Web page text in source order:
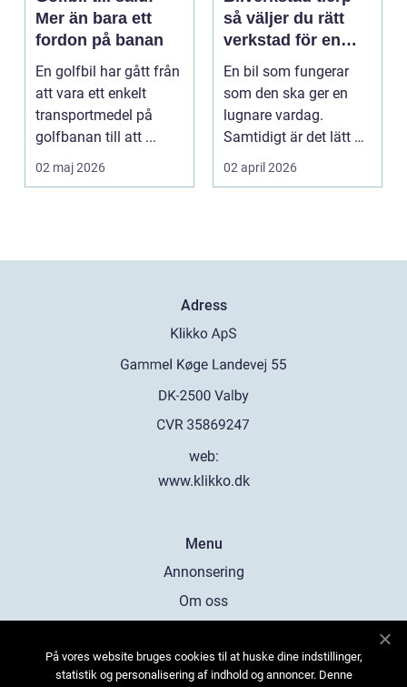
Mer än bara ett
fordon på banan
En golfbil har gått från
att vara ett enkelt
transportmedel på
golfbanan till att ...
02 maj 2026
så väljer du rätt
verkstad för en
tryggare bilvardag
En bil som fungerar
som den ska ger en
lugnare vardag.
Samtidigt är det lätt att
skjuta upp service ...
02 april 2026
Adress
web:
www.klikko.dk
Menu
Annonsering
Om oss
Kontakta oss
På vores website bruges cookies til at huske dine indstillinger,
statistik og personalisering af indhold og annoncer. Denne